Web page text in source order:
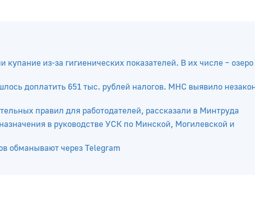
купание из-за гигиенических показателей. В их числе – озеро
доплатить 651 тыс. рублей налогов. МНС выявило
правил для работодателей, рассказали в Минтруда
в руководстве УСК по Минской, Могилевской и
обманывают через Telegram